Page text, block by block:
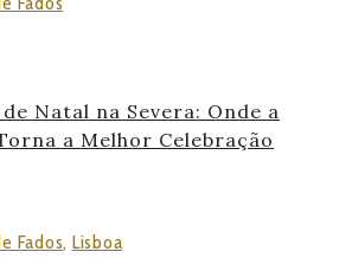
Natal na Severa: Onde a
a Melhor Celebração
Fados, Lisboa